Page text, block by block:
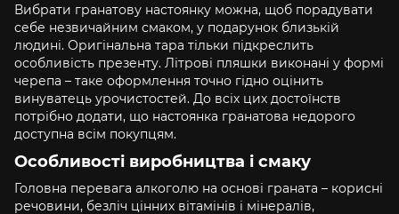
Вибрати гранатову настоянку можна, щоб порадувати
себе незвичайним смаком, у подарунок близькій
людині. Оригінальна тара тільки підкреслить
особливість презенту. Літрові пляшки виконані у формі
черепа – таке оформлення точно гідно оцінить
винуватець урочистостей. До всіх цих достоїнств
потрібно додати, що настоянка гранатова недорого
доступна всім покупцям.
Особливості виробництва і смаку
Головна перевага алкоголю на основі граната – корисні
речовини, безліч цінних вітамінів і мінералів,